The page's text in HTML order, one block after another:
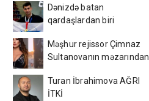
Dənizdə batan
qardaşlardan biri
imiş
Məşhur rejissor Çimnaz
Sultanovanın məzarından
Turan İbrahimova AĞRI
İTKİ